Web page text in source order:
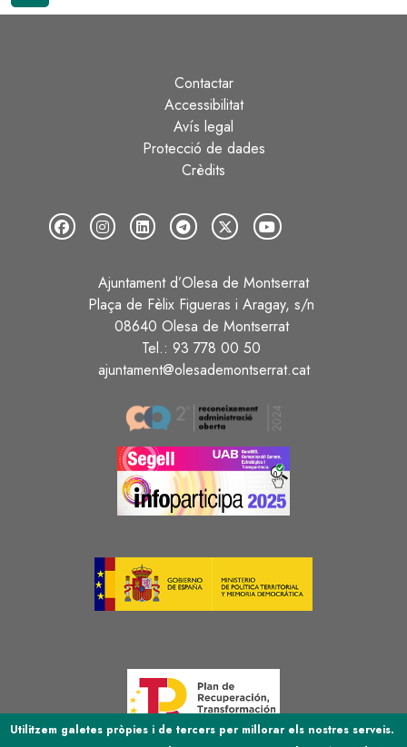
Contactar
Accessibilitat
Avís legal
Protecció de dades
Crèdits
Ajuntament d’Olesa de Montserrat
Plaça de Fèlix Figueras i Aragay, s/n
08640 Olesa de Montserrat
Tel.: 93 778 00 50
ajuntament@olesademontserrat.cat
Image
Image
Utilitzem galetes pròpies i de tercers per millorar els nostres serveis.